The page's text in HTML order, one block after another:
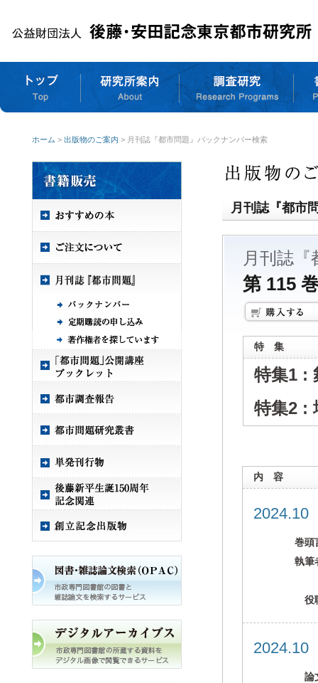
ホーム > 出版物のご案内 > 月刊誌『都市問題』バックナンバー検索
月刊誌『都市
月刊誌『
第 115
特 集
特集1 :
特集2 :
内 容
巻頭
執筆
役
論